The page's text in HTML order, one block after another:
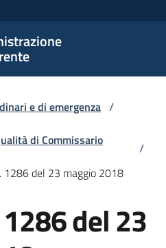
e di emergenza /
di Commissario
/
1286 del 23 maggio 2018
del 23